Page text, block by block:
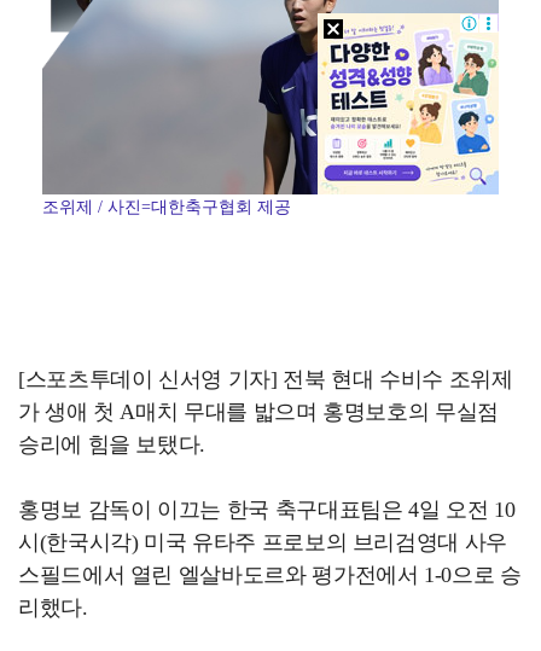
조위제 / 사진=대한축구협회 제공
[스포츠투데이 신서영 기자] 전북 현대 수비수 조위제
가 생애 첫 A매치 무대를 밟으며 홍명보호의 무실점
승리에 힘을 보탰다.
홍명보 감독이 이끄는 한국 축구대표팀은 4일 오전 10
시(한국시각) 미국 유타주 프로보의 브리검영대 사우
스필드에서 열린 엘살바도르와 평가전에서 1-0으로 승
리했다.